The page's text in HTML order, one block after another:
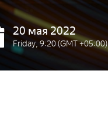
20 мая 2022
Friday, 9:20 (GMT +05:00)